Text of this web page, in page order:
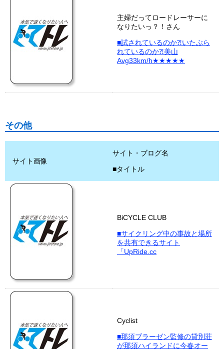
主婦だってロードレーサーに
なりたいっ？！さん
■試されているのか⁈いたぶら
れているのか⁈美山
Avg33km/h★★★★★
その他
サイト画像
サイト・ブログ名
■タイトル
BiCYCLE CLUB
■サイクリング中の事故と場所
を共有できるサイト
「UpRide.cc
Cyclist
■那須ブラーゼン監修の貸別荘
が那須ハイランドに今春オー